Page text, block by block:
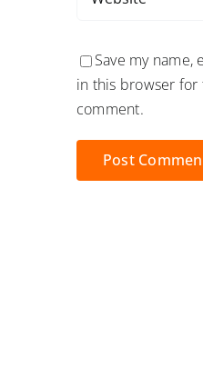
Save my name,
in this browser for
comment.